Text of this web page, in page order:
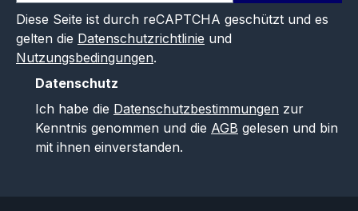
Diese Seite ist durch reCAPTCHA geschützt und es
gelten die Datenschutzrichtlinie und
Nutzungsbedingungen.
Datenschutz
Ich habe die Datenschutzbestimmungen zur
Kenntnis genommen und die AGB gelesen und bin
mit ihnen einverstanden.